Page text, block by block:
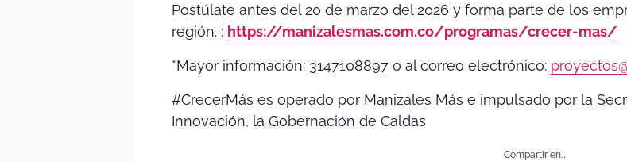
Postúlate antes del 20 de marzo del 2026 y forma parte de los
región. : https://manizalesmas.com.co/programas/crecer-mas/
*Mayor información: 3147108897 o al correo electrónico:
#CrecerMás es operado por Manizales Más e impulsado por la
Innovación, la Gobernación de Caldas
Compartir en…